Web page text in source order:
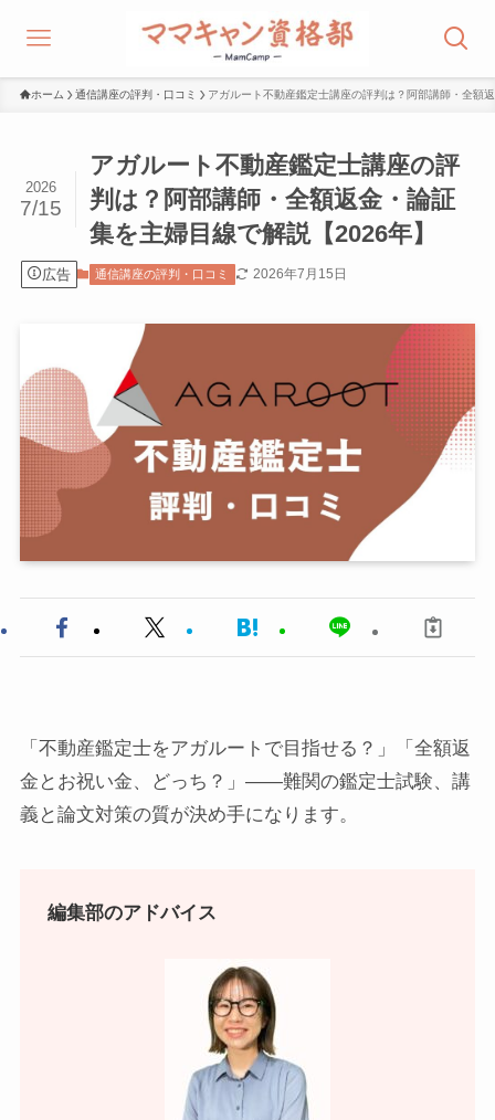
ホーム 通信講座の評判・口コミ アガルート不動産鑑定士講座の評判は？阿部講師・全額
アガルート不動産鑑定士講座の評
判は？阿部講師・全額返金・論証
集を主婦目線で解説【2026年】
2026
7/15
広告 通信講座の評判・口コミ 2026年7月15日
「不動産鑑定士をアガルートで目指せる？」「全額返
金とお祝い金、どっち？」——難関の鑑定士試験、講
義と論文対策の質が決め手になります。
編集部のアドバイス